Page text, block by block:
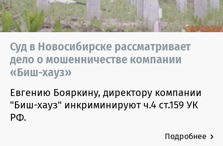
Суд в Новосибирске рассматривает
дело о мошенничестве компании
«Биш-хауз»
Евгению Бояркину, директору компании
"Биш-хауз" инкриминируют ч.4 ст.159 УК
РФ.
Подробнее